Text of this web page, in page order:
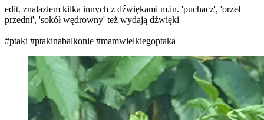
edit. znalazłem kilka innych z dźwiękami m.in. 'puchacz', 'orzeł
przedni', 'sokół wędrowny' też wydają dźwięki
#ptaki #ptakinabalkonie #mamwielkiegoptaka